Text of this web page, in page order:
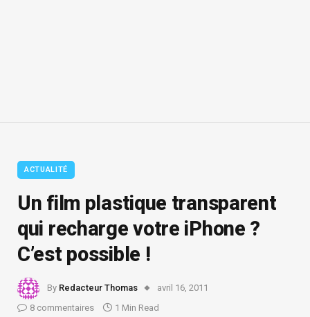
ACTUALITÉ
Un film plastique transparent
qui recharge votre iPhone ?
C’est possible !
By Redacteur Thomas
avril 16, 2011
8 commentaires
1 Min Read